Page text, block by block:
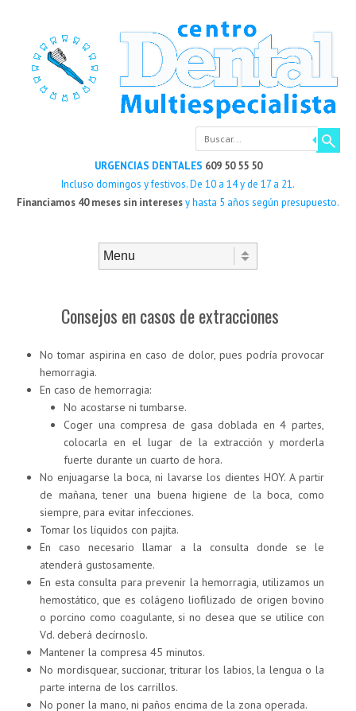
Buscar
URGENCIAS DENTALES 609 50 55 50
Incluso domingos y festivos. De 10 a 14 y de 17 a 21.
Financiamos 40 meses sin interesesy hasta 5 años según presupuesto.
Consejos en casos de extracciones
No tomar aspirina en caso de dolor, pues podría provocar
hemorragia.
En caso de hemorragia:
No acostarse ni tumbarse.
Coger una compresa de gasa doblada en 4 partes,
colocarla en el lugar de la extracción y morderla
fuerte durante un cuarto de hora.
No enjuagarse la boca, ni lavarse los dientes HOY. A partir
de mañana, tener una buena higiene de la boca, como
siempre, para evitar infecciones.
Tomar los líquidos con pajita.
En caso necesario llamar a la consulta donde se le
atenderá gustosamente.
En esta consulta para prevenir la hemorragia, utilizamos un
hemostático, que es colágeno liofilizado de origen bovino
o porcino como coagulante, si no desea que se utilice con
Vd. deberá decírnoslo.
Mantener la compresa 45 minutos.
No mordisquear, succionar, triturar los labios, la lengua o la
parte interna de los carrillos.
No poner la mano, ni paños encima de la zona operada.